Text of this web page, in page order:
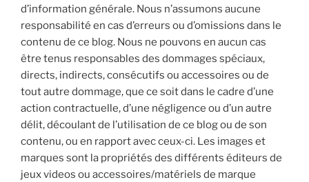
d’information générale. Nous n’assumons aucune
responsabilité en cas d’erreurs ou d’omissions dans le
contenu de ce blog. Nous ne pouvons en aucun cas
être tenus responsables des dommages spéciaux,
directs, indirects, consécutifs ou accessoires ou de
tout autre dommage, que ce soit dans le cadre d’une
action contractuelle, d’une négligence ou d’un autre
délit, découlant de l’utilisation de ce blog ou de son
contenu, ou en rapport avec ceux-ci. Les images et
marques sont la propriétés des différents éditeurs de
jeux videos ou accessoires/matériels de marque